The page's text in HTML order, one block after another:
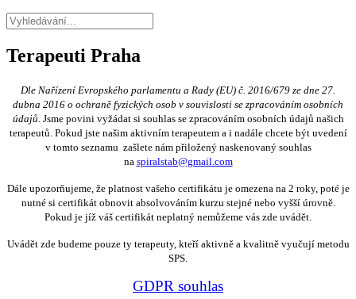
Terapeuti Praha
Dle Nařízení Evropského parlamentu a Rady (EU) č. 2016/679 ze dne 27.
dubna 2016 o ochraně fyzických osob v souvislosti se zpracováním osobních
údajů. Jsme povini vyžádat si souhlas se zpracováním osobních údajů našich
terapeutů. Pokud jste našim aktivním terapeutem a i nadále chcete být uvedení
v tomto seznamu zašlete nám přiložený naskenovaný souhlas
na spiralstab@gmail.com
Dále upozorňujeme, že platnost vašeho certifikátu je omezena na 2 roky, poté je
nutné si certifikát obnovit absolvováním kurzu stejné nebo vyšší úrovně.
Pokud je jíž váš certifikát neplatný nemůžeme vás zde uvádět.
Uvádět zde budeme pouze ty terapeuty, kteří aktivně a kvalitně vyučují metodu
SPS.
GDPR souhlas